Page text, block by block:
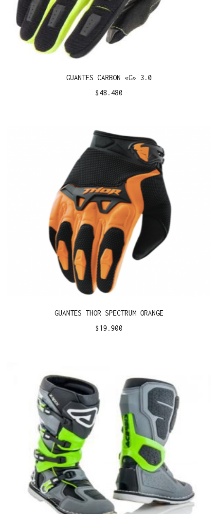
GUANTES CARBON «G» 3.0
$48.480
GUANTES THOR SPECTRUM ORANGE
$19.900